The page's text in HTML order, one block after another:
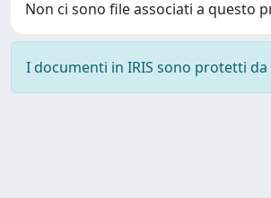
Non ci sono file associati a questo
I documenti in IRIS sono protetti